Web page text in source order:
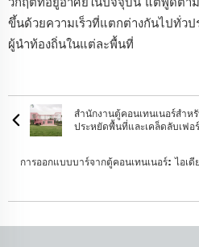
ขึ้นด้วยความเร็วที่แตกต่างกันไปทั่วป
ผู้นำท้องถิ่นในแต่ละพื้นที่
สำนักงานตู้คอนเทนเนอร์สำห
ประหยัดพื้นที่และเคล็ดลับเฟอ
การออกแบบบาร์จากตู้คอนเทนเนอร์: ไอเ